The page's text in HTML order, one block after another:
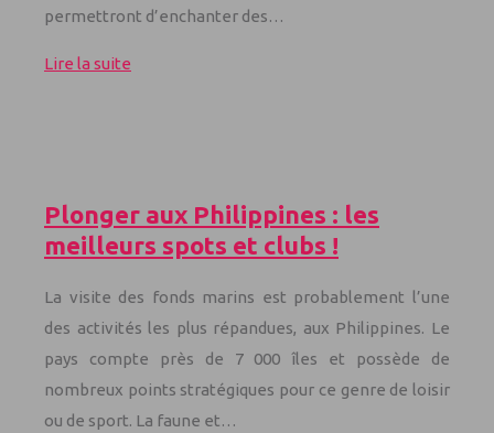
permettront d’enchanter des…
Lire la suite
Plonger aux Philippines : les
meilleurs spots et clubs !
La visite des fonds marins est probablement l’une
des activités les plus répandues, aux Philippines. Le
pays compte près de 7 000 îles et possède de
nombreux points stratégiques pour ce genre de loisir
ou de sport. La faune et…